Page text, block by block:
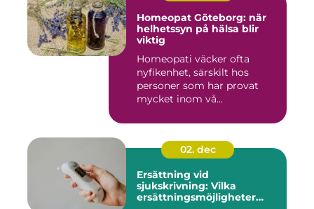
Homeopat Göteborg: när
helhetssyn på hälsa blir
viktig
Homeopati väcker ofta
nyfikenhet, särskilt hos
personer som har provat
mycket inom vå...
02. dec
Ersättning vid
sjukskrivning: Vilka
ersättningsmöjligheter